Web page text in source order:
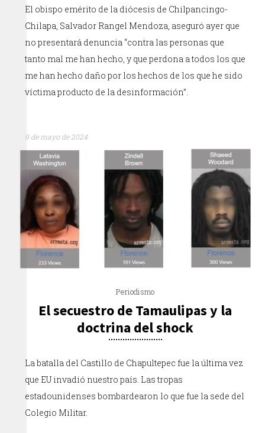
El obispo emérito de la diócesis de Chilpancingo-
Chilapa, Salvador Rangel Mendoza, aseguró ayer que
no presentará denuncia “contra las personas que
tanto mal me han hecho, y que perdona a todos los que
me han hecho daño por los hechos de los que he sido
víctima producto de la desinformación”.
9 de mayo de 2024
Periodismo
El secuestro de Tamaulipas y la
doctrina del shock
La batalla del Castillo de Chapultepec fue la última vez
que EU invadió nuestro país. Las tropas
estadounidenses bombardearon lo que fue la sede del
Colegio Militar.